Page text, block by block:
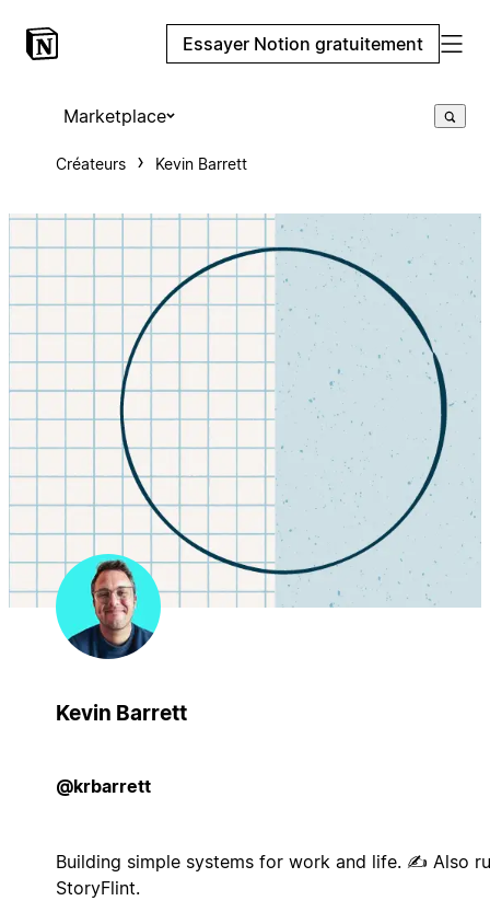
Essayer Notion gratuitement
Marketplace
Créateurs Kevin Barrett
Kevin Barrett
@krbarrett
Building simple systems for work and life. ✍ Also
StoryFlint.